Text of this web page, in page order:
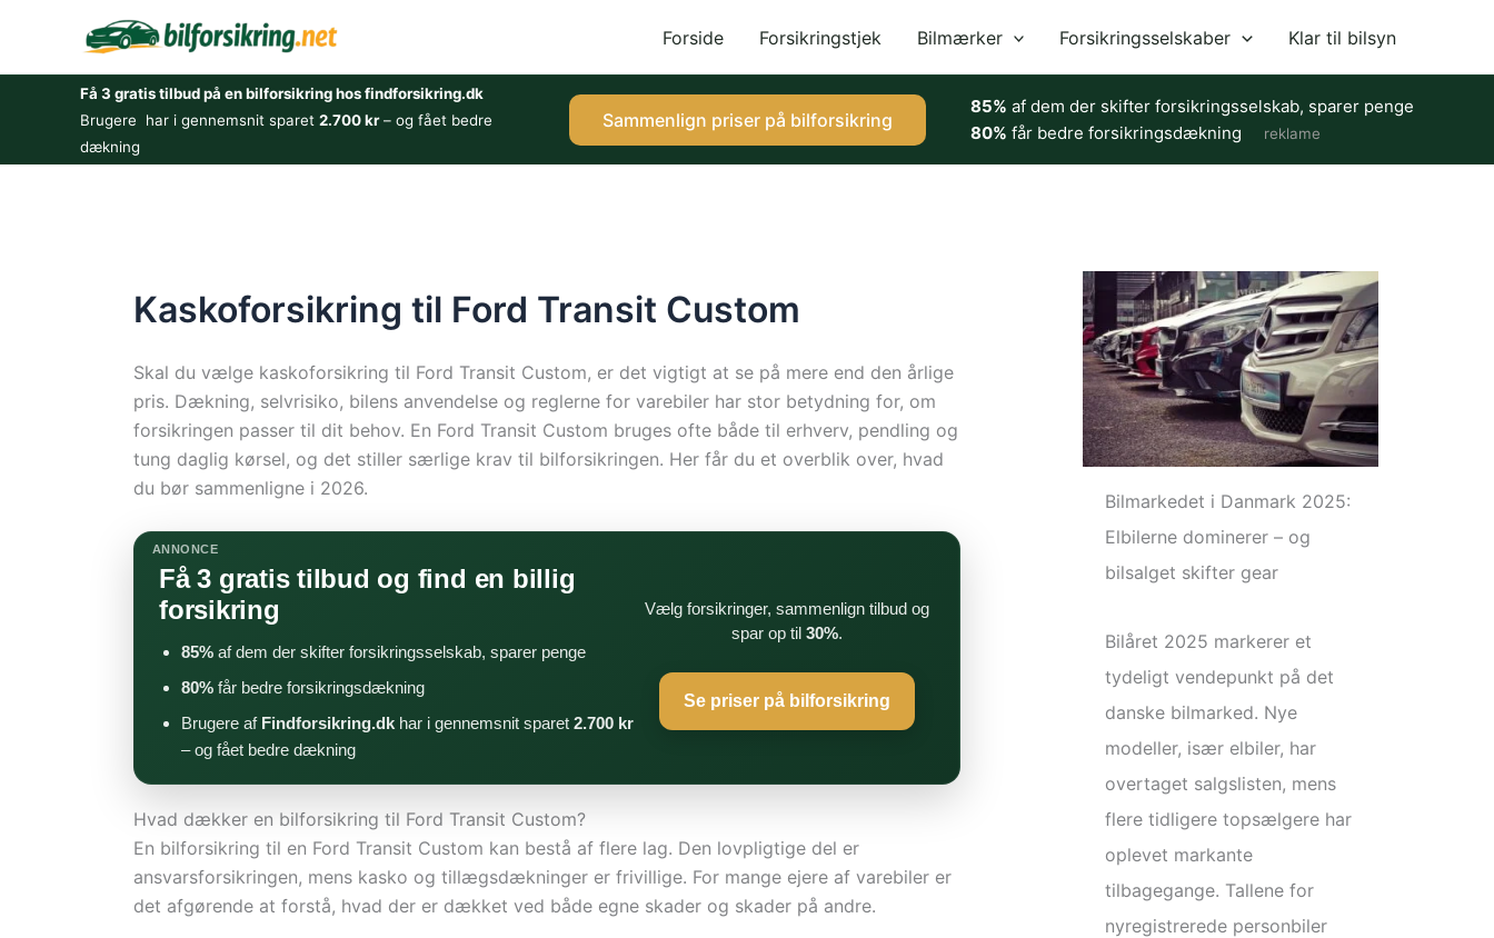
indholdet
Forside Forsikringstjek Bilmærker Forsikringsselskaber Klar til bilsyn
Få 3 gratis tilbud på en bilforsikring hos findforsikring.dk
Brugere har i gennemsnit sparet 2.700 kr– og fået bedre
dækning
Sammenlign priser på bilforsikring
85% af dem der skifter forsikringsselskab, sparer penge
80% får bedre forsikringsdækning reklame
Kaskoforsikring til Ford Transit Custom
Skal du vælge kaskoforsikring til Ford Transit Custom, er det vigtigt at se på mere end den årlige
pris. Dækning, selvrisiko, bilens anvendelse og reglerne for varebiler har stor betydning for, om
forsikringen passer til dit behov. En Ford Transit Custom bruges ofte både til erhverv, pendling og
tung daglig kørsel, og det stiller særlige krav til bilforsikringen. Her får du et overblik over, hvad
du bør sammenligne i 2026.
ANNONCE
Få 3 gratis tilbud og find en billig
forsikring
85% af dem der skifter forsikringsselskab, sparer penge
80% får bedre forsikringsdækning
Brugere af Findforsikring.dk har i gennemsnit sparet 2.700 kr
– og fået bedre dækning
Vælg forsikringer, sammenlign tilbud og
spar op til30%.
Se priser på bilforsikring
Hvad dækker en bilforsikring til Ford Transit Custom?
En bilforsikring til en Ford Transit Custom kan bestå af flere lag. Den lovpligtige del er
ansvarsforsikringen, mens kasko og tillægsdækninger er frivillige. For mange ejere af varebiler er
det afgørende at forstå, hvad der er dækket ved både egne skader og skader på andre.
Bilmarkedet i Danmark 2025:
Elbilerne dominerer – og
bilsalget skifter gear
Bilåret 2025 markerer et
tydeligt vendepunkt på det
danske bilmarked. Nye
modeller, især elbiler, har
overtaget salgslisten, mens
flere tidligere topsælgere har
oplevet markante
tilbagegange. Tallene for
nyregistrerede personbiler